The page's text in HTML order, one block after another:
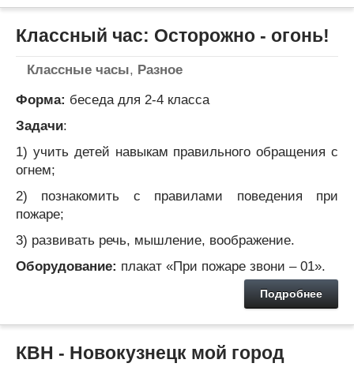
Классный час: Осторожно - огонь!
Классные часы, Разное
Форма: беседа для 2-4 класса
Задачи:
1) учить детей навыкам правильного обращения с
огнем;
2) познакомить с правилами поведения при
пожаре;
3) развивать речь, мышление, воображение.
Оборудование: плакат «При пожаре звони – 01».
Подробнее
КВН - Новокузнецк мой город